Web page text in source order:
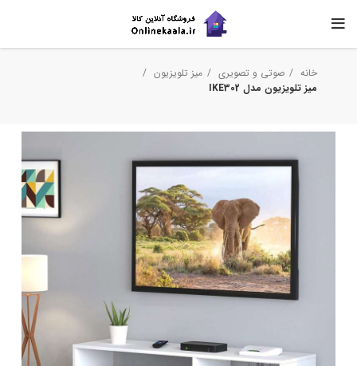
خانه صوتی و تصویری
میز تلویزیون
میز تلویزیون مدل IKE302